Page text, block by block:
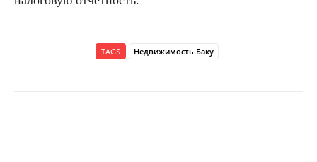
TAGS Недвижимость Баку